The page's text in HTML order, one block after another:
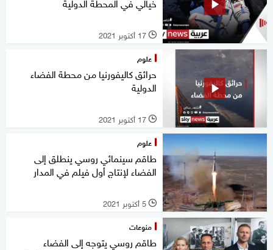
l 17 أكتوبر 2021
علوم
حرائق كاليفورنيا من محطة الفضاء
الدولية
l 17 أكتوبر 2021
علوم
طاقم سينمائي روسي ينطلق إلى
الفضاء لإنتاج أول فيلم في المدار
l 5 أكتوبر 2021
منوعات
طاقم روسي يتوجه إلى الفضاء